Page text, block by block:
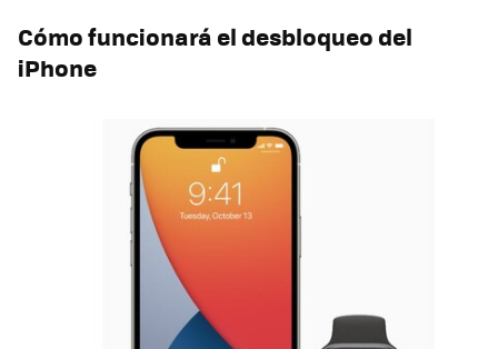
Cómo funcionará el desbloqueo del
iPhone